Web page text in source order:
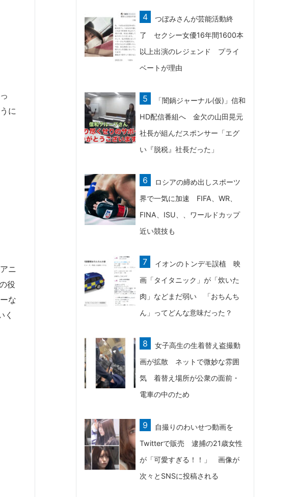
に
ニ
役
な
く
つぼみさんが芸能活動終
了 セクシー女優16年間1600本
以上出演のレジェンド プライ
ベートが理由
「闇鍋ジャーナル(仮)」信和
HD配信番組へ 金欠の山田晃元
社長が組んだスポンサー「エグ
い『脱税』社長だった」
ロシアの締め出しスポーツ
界で一気に加速 FIFA、WR、
FINA、ISU、、ワールドカップ
近い競技も
イオンのトンデモ誤植 映
画「タイタニック」が「炊いた
肉」などまだ弱い 「おちんち
ん」ってどんな意味だった？
女子高生の生着替え盗撮動
画が拡散 ネットで微妙な雰囲
気 着替え場所が公衆の面前・
電車の中のため
自撮りのわいせつ動画を
Twitterで販売 逮捕の21歳女性
が「可愛すぎる！！」 画像が
次々とSNSに投稿される